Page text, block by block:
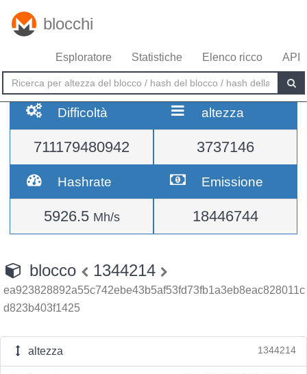
blocchi
Esploratore Statistiche Elenco ricco API
Difficoltà
711179480942
altezza
3737146
Hashrate
5926.5 Mh/s
Emissione
18446744
blocco 1344214
ea923828892a55c742ebe43b5af53fd73fb1a3eb8eac828011c
d823b403f1425
altezza 1344214